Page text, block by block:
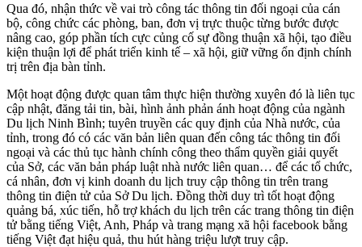
Qua đó, nhận thức về vai trò công tác thông tin đối ngoại của cán
bộ, công chức các phòng, ban, đơn vị trực thuộc từng bước được
nâng cao, góp phần tích cực củng cố sự đồng thuận xã hội, tạo điều
kiện thuận lợi để phát triển kinh tế – xã hội, giữ vững ổn định chính
trị trên địa bàn tỉnh.
Một hoạt động được quan tâm thực hiện thường xuyên đó là liên tục
cập nhật, đăng tải tin, bài, hình ảnh phản ánh hoạt động của ngành
Du lịch Ninh Bình; tuyên truyền các quy định của Nhà nước, của
tỉnh, trong đó có các văn bản liên quan đến công tác thông tin đối
ngoại và các thủ tục hành chính công theo thẩm quyền giải quyết
của Sở, các văn bản pháp luật nhà nước liên quan… để các tổ chức,
cá nhân, đơn vị kinh doanh du lịch truy cập thông tin trên trang
thông tin điện tử của Sở Du lịch. Đồng thời duy trì tốt hoạt động
quảng bá, xúc tiến, hỗ trợ khách du lịch trên các trang thông tin điện
tử bằng tiếng Việt, Anh, Pháp và trang mạng xã hội facebook bằng
tiếng Việt đạt hiệu quả, thu hút hàng triệu lượt truy cập.